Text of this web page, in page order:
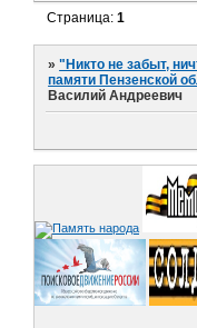
Страница:1
»"Никто не забыт,
памяти Пензенской
Василий Андреевич